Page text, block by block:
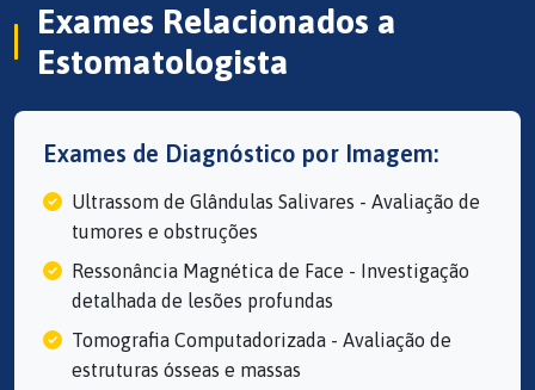
Exames Relacionados a
Estomatologista
Exames de Diagnóstico por Imagem:
Ultrassom de Glândulas Salivares - Avaliação de
tumores e obstruções
Ressonância Magnética de Face - Investigação
detalhada de lesões profundas
Tomografia Computadorizada - Avaliação de
estruturas ósseas e massas